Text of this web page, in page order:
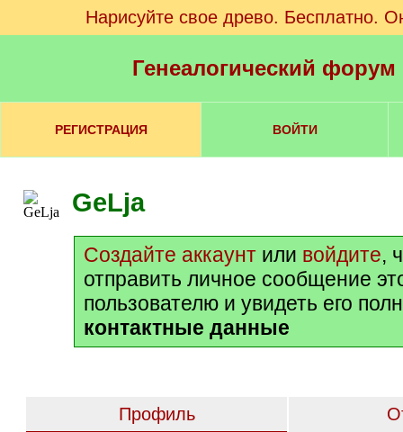
Нарисуйте свое древо. Бесплатно.
Генеалогический
РЕГИСТРАЦИЯ ВОЙТИ
GeLja
Создайте аккаунт или войдите,
отправить личное сообщение
пользователю и увидеть его
контактные данные
Профиль